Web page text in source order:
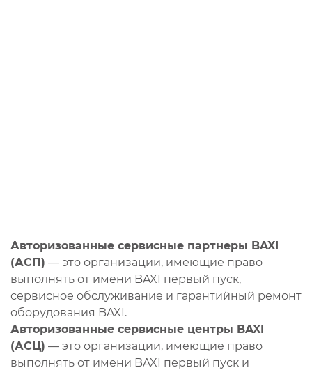
Авторизованные сервисные партнеры BAXI
(АСП) — это организации, имеющие право
выполнять от имени BAXI первый пуск,
сервисное обслуживание и гарантийный ремонт
оборудования BAXI.
Авторизованные сервисные центры BAXI
(АСЦ) — это организации, имеющие право
выполнять от имени BAXI первый пуск и